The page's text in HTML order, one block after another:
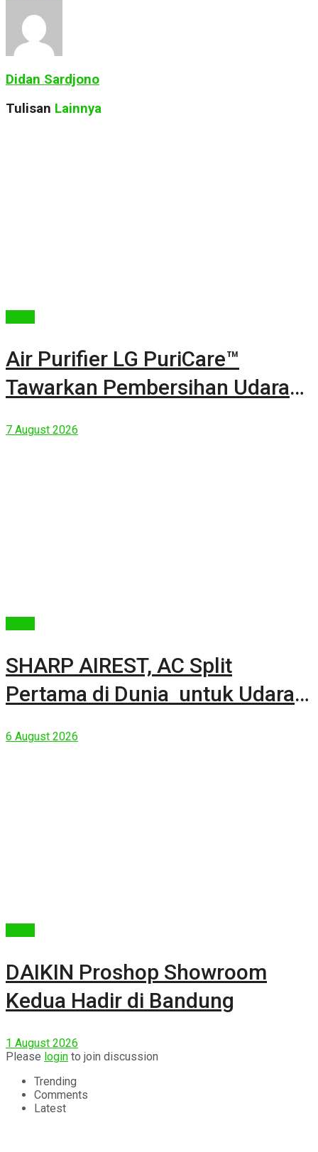
Didan Sardjono
Tulisan Lainnya
Air Purifier LG PuriCare™
Tawarkan Pembersihan Udara
7 August 2026
SHARP AIREST, AC Split
Pertama di Dunia untuk Udara
6 August 2026
DAIKIN Proshop Showroom
Kedua Hadir di Bandung
1 August 2026
Please login to join discussion
Trending
Comments
Latest